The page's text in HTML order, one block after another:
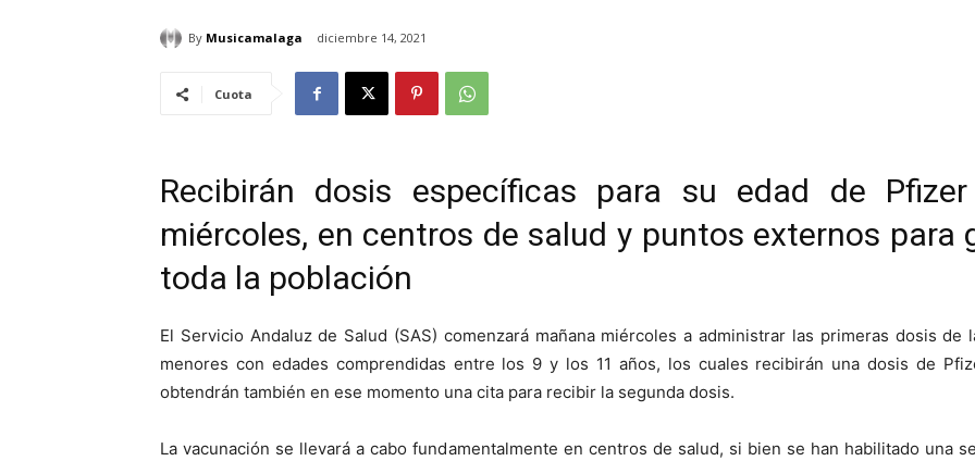
By Musicamalaga diciembre 14, 2021
Cuota
Recibirán dosis específicas para su edad de
miércoles, en centros de salud y puntos externos para
toda la población
El Servicio Andaluz de Salud (SAS) comenzará mañana miércoles a administrar las primeras dosis
menores con edades comprendidas entre los 9 y los 11 años, los cuales recibirán una dosis de
obtendrán también en ese momento una cita para recibir la segunda dosis.
La vacunación se llevará a cabo fundamentalmente en centros de salud, si bien se han habilitado una